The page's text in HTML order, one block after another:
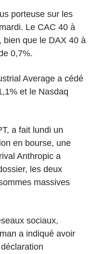
porteuse sur les
Le CAC 40 à
bien que le DAX 40 à
0,7%.
Average a cédé
et le Nasdaq
a fait lundi un
en bourse, une
Anthropic a
les deux
massives
sociaux,
a indiqué avoir